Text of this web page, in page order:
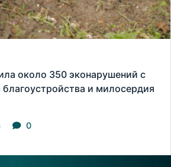
около 350 эконарушений с
благоустройства и милосердия
0